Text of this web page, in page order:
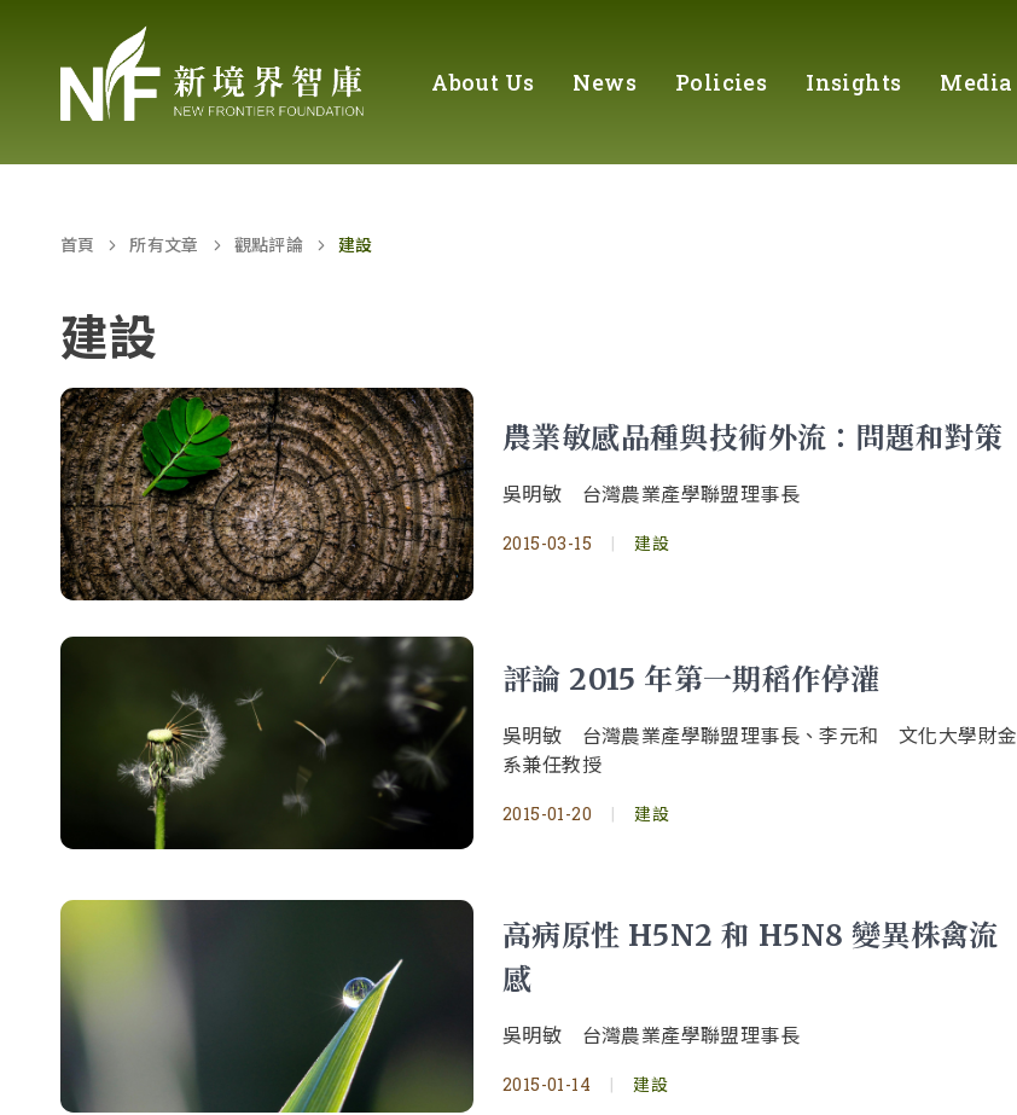
About Us News Policies Insights Media
首頁 所有文章 觀點評論 建設
建設
農業敏感品種與技術外流：問題和對策
吳明敏 台灣農業產學聯盟理事長
2015-03-15 | 建設
評論 2015 年第一期稻作停灌
吳明敏 台灣農業產學聯盟理事長、李元和 文化大學財金
系兼任教授
2015-01-20 | 建設
高病原性 H5N2 和 H5N8 變異株禽流
感
吳明敏 台灣農業產學聯盟理事長
2015-01-14 | 建設